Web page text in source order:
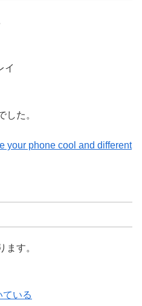
イ
た。
your phone cool and different
す。
ている